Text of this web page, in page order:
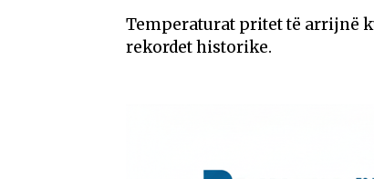
Temperaturat pritet të arrijnë
rekordet historike.